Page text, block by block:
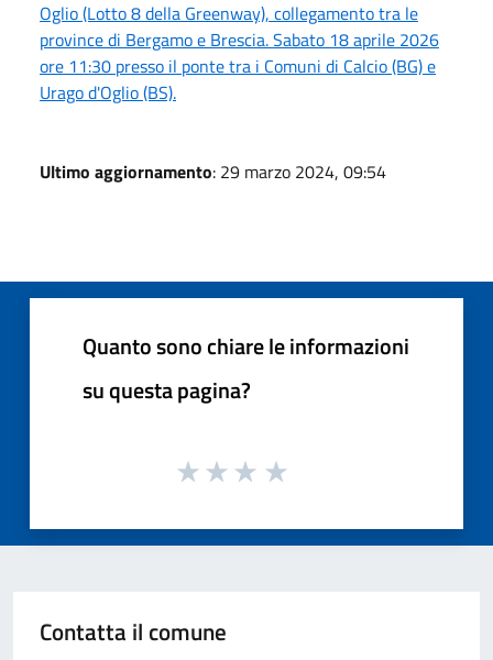
Oglio (Lotto 8 della Greenway), collegamento tra le
province di Bergamo e Brescia. Sabato 18 aprile 2026
ore 11:30 presso il ponte tra i Comuni di Calcio (BG) e
Urago d'Oglio (BS).
Ultimo aggiornamento: 29 marzo 2024, 09:54
Quanto sono chiare le informazioni
su questa pagina?
Contatta il comune